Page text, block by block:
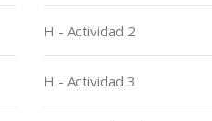
H - Actividad 2
H - Actividad 3